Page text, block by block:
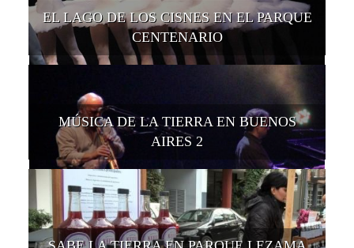
EL LAGO DE LOS CISNES EN EL PARQUE
CENTENARIO
MÚSICA DE LA TIERRA EN BUENOS
AIRES 2